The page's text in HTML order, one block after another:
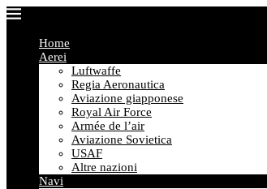
Home
Aerei
Luftwaffe
Regia Aeronautica
Aviazione giapponese
Royal Air Force
Armée de l’air
Aviazione Sovietica
USAF
Altre nazioni
Navi